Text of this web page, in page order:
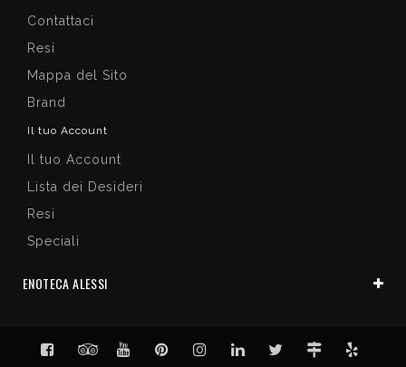
Contattaci
Resi
Mappa del Sito
Brand
Il tuo Account
Il tuo Account
Lista dei Desideri
Resi
Speciali
ENOTECA ALESSI